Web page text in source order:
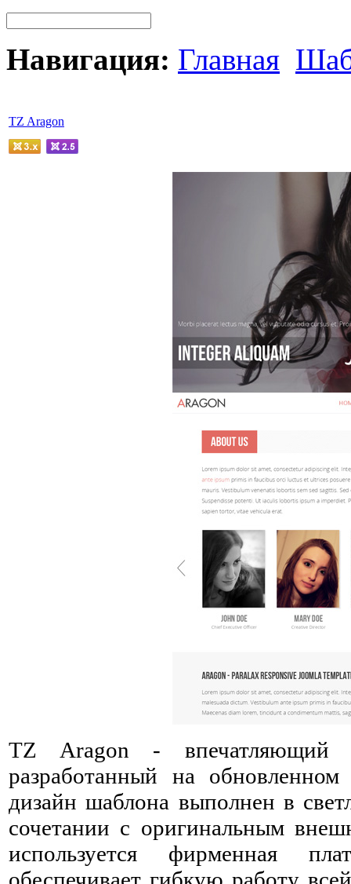
Навигация: Главная
TZ Aragon
TZ Aragon -
разработанный на
дизайн шаблона выполнен в
сочетании с оригинальным
используется фирменная